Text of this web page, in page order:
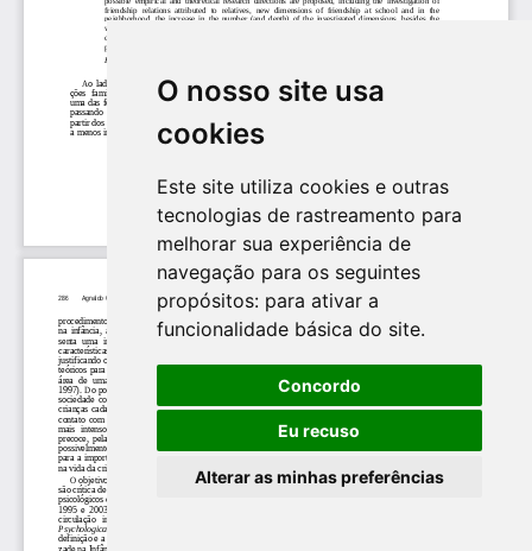
O nosso site usa
cookies
Este site utiliza cookies e outras
tecnologias de rastreamento para
melhorar sua experiência de
navegação para os seguintes
propósitos: para ativar a
funcionalidade básica do site.
Concordo
Eu recuso
Alterar as minhas preferências